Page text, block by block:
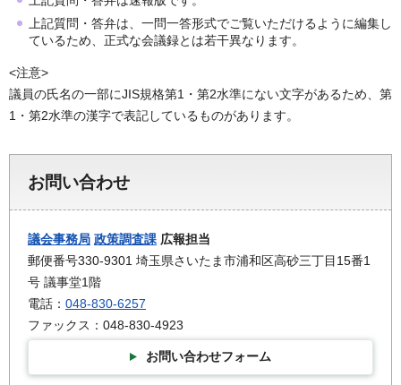
上記質問・答弁は、一問一答形式でご覧いただけるように編集し
ているため、正式な会議録とは若干異なります。
<注意>
議員の氏名の一部にJIS規格第1・第2水準にない文字があるため、第
1・第2水準の漢字で表記しているものがあります。
お問い合わせ
議会事務局 政策調査課 広報担当
郵便番号330-9301 埼玉県さいたま市浦和区高砂三丁目15番1
号 議事堂1階
電話： 048-830-6257
ファックス：048-830-4923
お問い合わせフォーム